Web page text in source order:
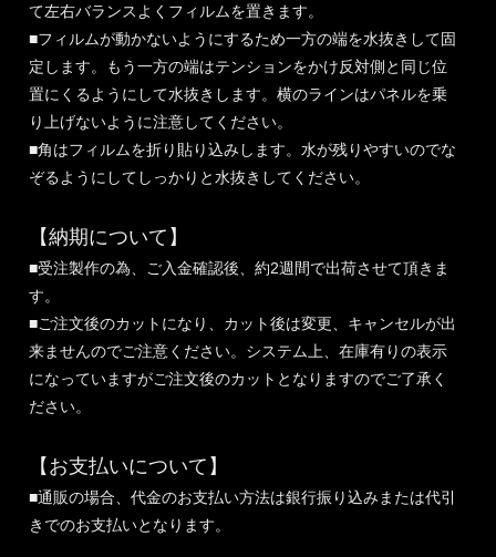
て左右バランスよくフィルムを置きます。
■フィルムが動かないようにするため一方の端を水抜きして固
定します。もう一方の端はテンションをかけ反対側と同じ位
置にくるようにして水抜きします。横のラインはパネルを乗
り上げないように注意してください。
■角はフィルムを折り貼り込みします。水が残りやすいのでな
ぞるようにしてしっかりと水抜きしてください。
【納期について】
■受注製作の為、ご入金確認後、約2週間で出荷させて頂きま
す。
■ご注文後のカットになり、カット後は変更、キャンセルが出
来ませんのでご注意ください。システム上、在庫有りの表示
になっていますがご注文後のカットとなりますのでご了承く
ださい。
【お支払いについて】
■通販の場合、代金のお支払い方法は銀行振り込みまたは代引
きでのお支払いとなります。